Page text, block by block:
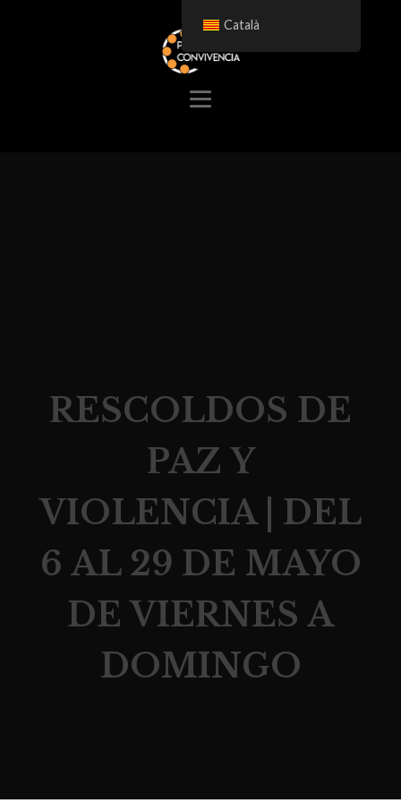
RESCOLDOS DE
PAZ Y
VIOLENCIA | DEL
6 AL 29 DE MAYO
DE VIERNES A
DOMINGO
Català